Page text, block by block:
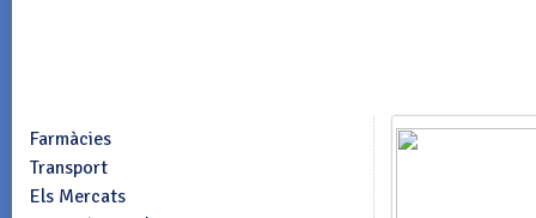
Farmàcies
Transport
Els Mercats